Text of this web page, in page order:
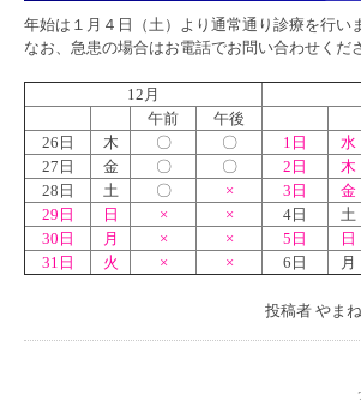
年始は１月４日（土）より通常通り診療を行い
なお、急患の場合はお電話でお問い合わせくだ
12月
午前
午後
26日
木 〇 〇 1日 水
27日
金 〇 〇 2日 木
28日
土 〇 × 3日 金
29日
日 × × 4日 土
30日
月 × × 5日 日
31日
火 × × 6日 月
投稿者 やま